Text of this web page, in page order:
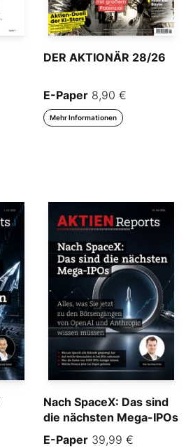
DER AKTIONÄR 28/26
E-Paper 8,90 €
Mehr Informationen
Nach SpaceX: Das sind
die nächsten Mega-IPOs
E-Paper 39,99 €